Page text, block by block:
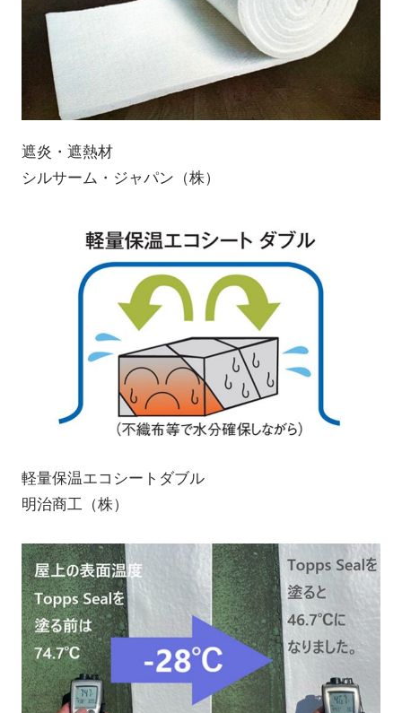
遮炎・遮熱材
シルサーム・ジャパン（株）
軽量保温エコシートダブル
明治商工（株）